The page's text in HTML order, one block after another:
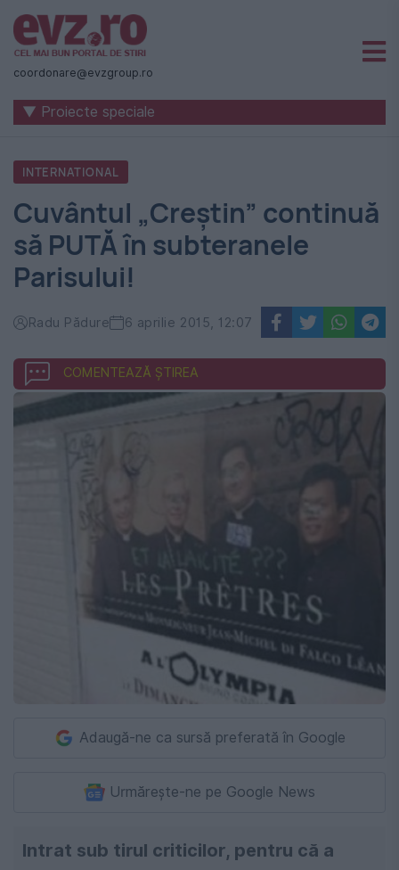
Știri
naționale
internaționale
România
-
Evenimentul
Zilei
coordonare@evzgroup.ro
▼ Proiecte speciale
INTERNATIONAL
Cuvântul „Creștin” continuă
să PUTĂ în subteranele
Parisului!
Radu Pădure 6 aprilie 2015, 12:07
COMENTEAZĂ ȘTIREA
Adaugă-ne ca sursă preferată în Google
Urmărește-ne pe Google News
Intrat sub tirul criticilor, pentru că a